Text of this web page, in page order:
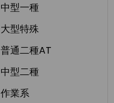
中型一種
大型特殊
普通二種AT
中型二種
作業系